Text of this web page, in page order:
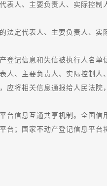
人、主要负责人、实际控制
定代表人、主要负责人、实
记信息和失信被执行人名单
人、主要负责人、实际控制人
应将相关信息通报给人民法院
信息互通共享机制。全国信
台；国家不动产登记信息平台